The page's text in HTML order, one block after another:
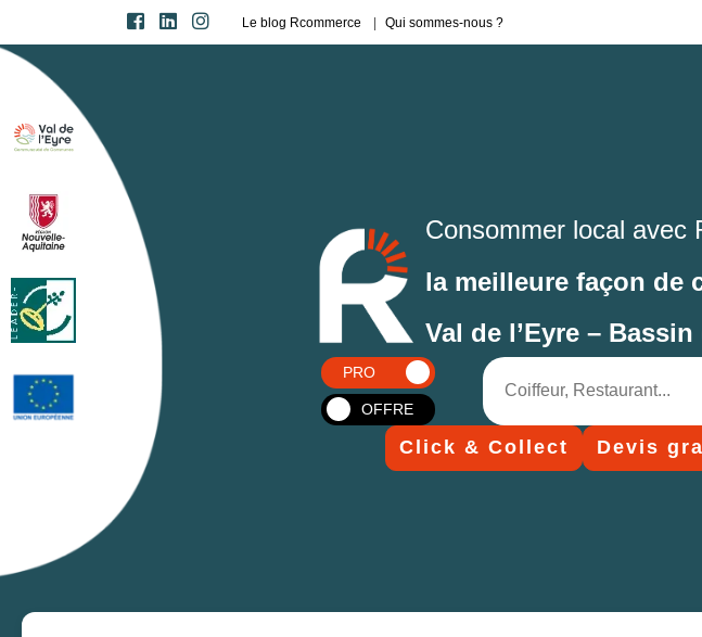
Le blog Rcommerce Qui sommes-nous ?
Consommer local avec
la meilleure façon de
Val de l’Eyre – Bassin
PRO
OFFRE
Click & Collect Devis